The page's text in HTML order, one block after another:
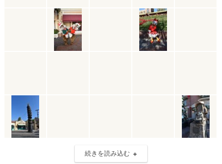
続きを読み込む